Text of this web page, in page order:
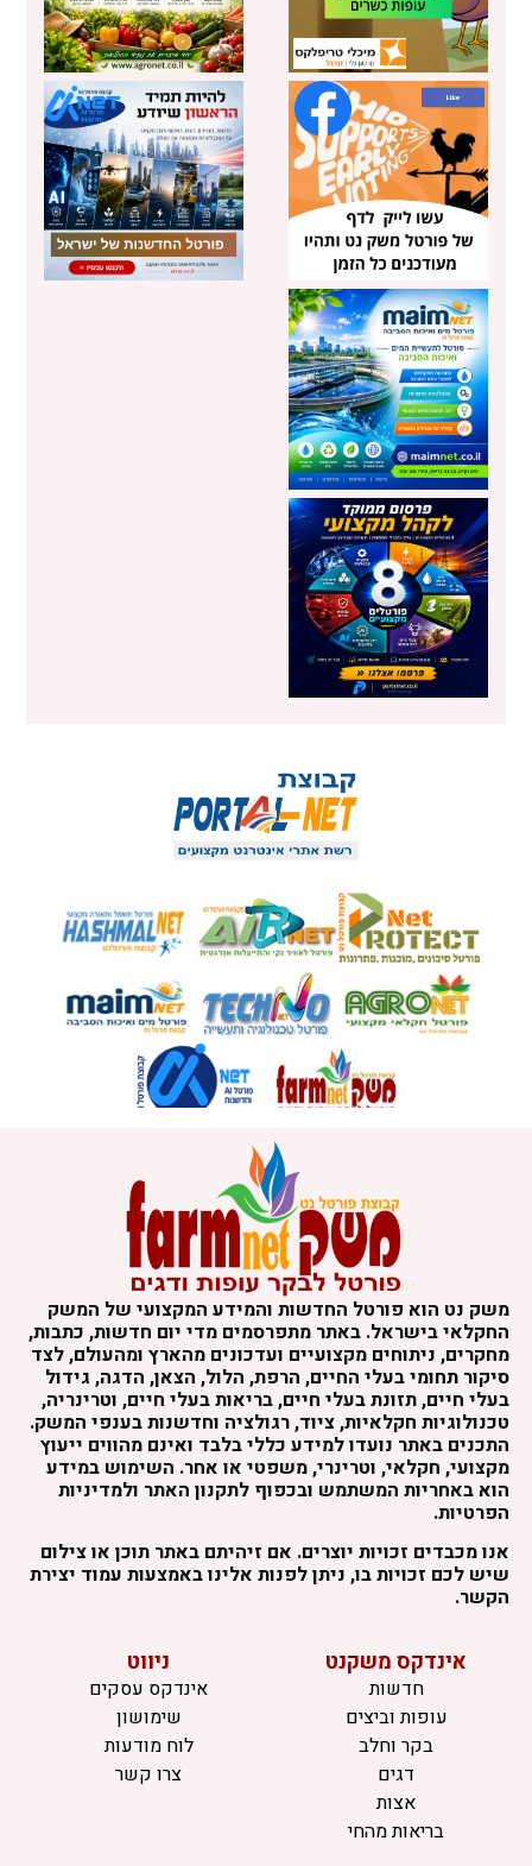
משק נט הוא פורטל החדשות והמידע המקצועי של המשק
החקלאי בישראל. באתר מתפרסמים מדי יום חדשות, כתבות,
מחקרים, ניתוחים מקצועיים ועדכונים מהארץ ומהעולם, לצד
סיקור תחומי בעלי החיים, הרפת, הלול, הצאן, הדגה, גידול
בעלי חיים, תזונת בעלי חיים, בריאות בעלי חיים, וטרינריה,
טכנולוגיות חקלאיות, ציוד, רגולציה וחדשנות בענפי המשק.
התכנים באתר נועדו למידע כללי בלבד ואינם מהווים ייעוץ
מקצועי, חקלאי, וטרינרי, משפטי או אחר. השימוש במידע
הוא באחריות המשתמש ובכפוף לתקנון האתר ולמדיניות
הפרטיות.
אנו מכבדים זכויות יוצרים. אם זיהיתם באתר תוכן או צילום
שיש לכם זכויות בו, ניתן לפנות אלינו באמצעות עמוד יצירת
הקשר.
אינדקס משקנט
חדשות
עופות וביצים
בקר וחלב
דגים
אצות
בריאות מהחי
ניווט
אינדקס עסקים
שימושון
לוח מודעות
צרו קשר